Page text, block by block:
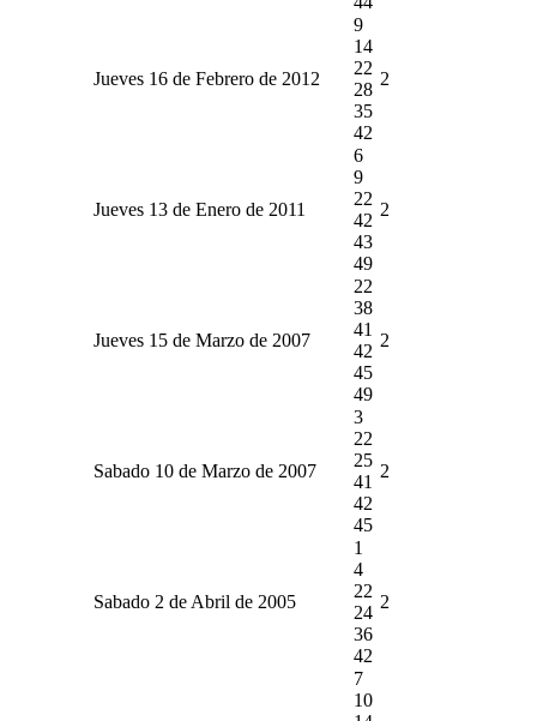
Jueves 16 de Febrero de 2012
9
14
22
28
35
42
2
Jueves 13 de Enero de 2011
6
9
22
42
43
49
2
Jueves 15 de Marzo de 2007
22
38
41
42
45
49
2
Sabado 10 de Marzo de 2007
3
22
25
41
42
45
2
Sabado 2 de Abril de 2005
1
4
22
24
36
42
2
7
10